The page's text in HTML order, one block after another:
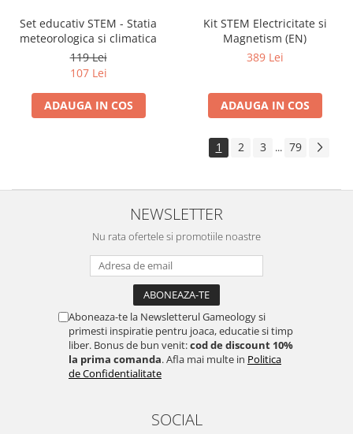
Set educativ STEM - Statia
meteorologica si climatica
119 Lei
107 Lei
ADAUGA IN COS
Kit STEM Electricitate si
Magnetism (EN)
389 Lei
ADAUGA IN COS
1 2 3 ... 79
NEWSLETTER
Nu rata ofertele si promotiile noastre
Aboneaza-te la Newsletterul Gameology si
primesti inspiratie pentru joaca, educatie si timp
liber. Bonus de bun venit:cod de discount 10%
la prima comanda. Afla mai multe in Politica
de Confidentialitate
SOCIAL